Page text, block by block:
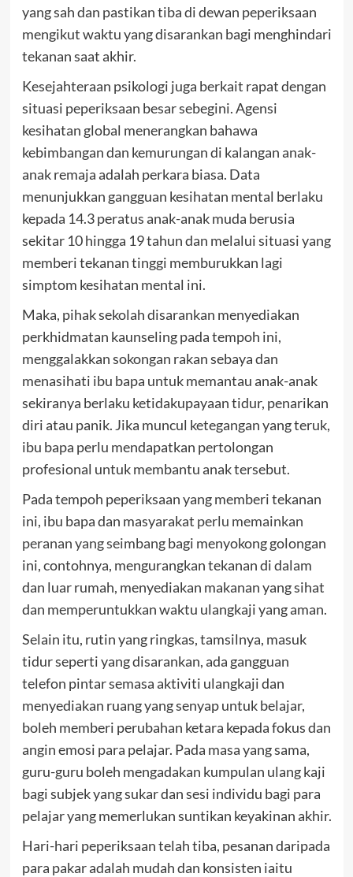
yang sah dan pastikan tiba di dewan peperiksaan
mengikut waktu yang disarankan bagi menghindari
tekanan saat akhir.
Kesejahteraan psikologi juga berkait rapat dengan
situasi peperiksaan besar sebegini. Agensi
kesihatan global menerangkan bahawa
kebimbangan dan kemurungan di kalangan anak-
anak remaja adalah perkara biasa. Data
menunjukkan gangguan kesihatan mental berlaku
kepada 14.3 peratus anak-anak muda berusia
sekitar 10 hingga 19 tahun dan melalui situasi yang
memberi tekanan tinggi memburukkan lagi
simptom kesihatan mental ini.
Maka, pihak sekolah disarankan menyediakan
perkhidmatan kaunseling pada tempoh ini,
menggalakkan sokongan rakan sebaya dan
menasihati ibu bapa untuk memantau anak-anak
sekiranya berlaku ketidakupayaan tidur, penarikan
diri atau panik. Jika muncul ketegangan yang teruk,
ibu bapa perlu mendapatkan pertolongan
profesional untuk membantu anak tersebut.
Pada tempoh peperiksaan yang memberi tekanan
ini, ibu bapa dan masyarakat perlu memainkan
peranan yang seimbangbagi menyokong golongan
ini, contohnya, mengurangkan tekanan di dalam
dan luar rumah, menyediakan makanan yang sihat
dan memperuntukkan waktu ulangkaji yang aman.
Selain itu, rutin yang ringkas, tamsilnya, masuk
tidur seperti yang disarankan, ada gangguan
telefon pintar semasa aktiviti ulangkaji dan
menyediakan ruang yang senyap untuk belajar,
boleh memberi perubahan ketara kepada fokus dan
angin emosi para pelajar. Pada masa yang sama,
guru-guru boleh mengadakan kumpulan ulang kaji
bagi subjek yang sukar dan sesi individu bagi para
pelajar yang memerlukan suntikan keyakinan akhir.
Hari-hari peperiksaan telah tiba, pesanan daripada
para pakar adalah mudah dan konsisten iaitu